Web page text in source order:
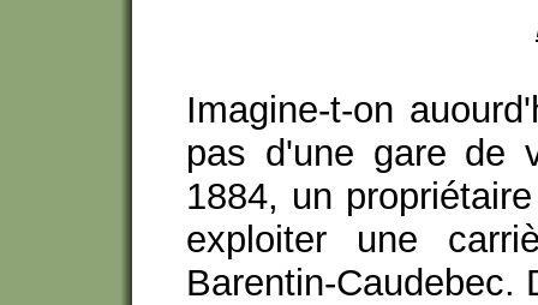
Imagine-t-on
pas d'une gare de
1884, un
exploiter une
Barentin-Caudebec.